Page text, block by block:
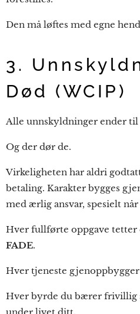
Den må løftes med egne
3.
Død (WCIP)
Alle unnskyldninger ender til
Og der dør de.
Virkeligheten har aldri
betaling. Karakter bygges
med ærlig ansvar, spesielt når
Hver fullførte oppgave tetter
FADE.
Hver tjeneste gjenoppbygger
Hver byrde du bærer frivillig